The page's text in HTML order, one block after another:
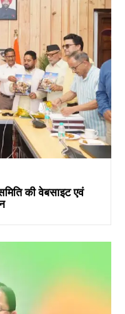
की वेबसाइट एवं